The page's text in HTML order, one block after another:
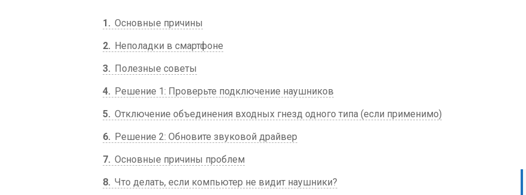
1
Основные причины
2
Неполадки в смартфоне
3
Полезные советы
4
Решение 1: Проверьте подключение наушников
5 Отключение объединения входных гнезд одного типа (если применимо)
6
Решение 2: Обновите звуковой драйвер
7 Основные причины проблем
8 Что делать, если компьютер не видит наушники?